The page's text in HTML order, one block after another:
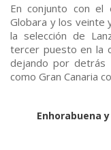
En conjunto con
Globara y los veinte
la selección de
tercer puesto en la
dejando por detrás
como Gran Canaria
Enhorabuena